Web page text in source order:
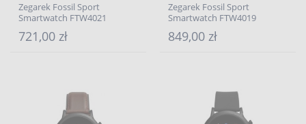
Zegarek Fossil Sport
Smartwatch FTW4021
721,00 zł
Zegarek Fossil Sport
Smartwatch FTW4019
849,00 zł